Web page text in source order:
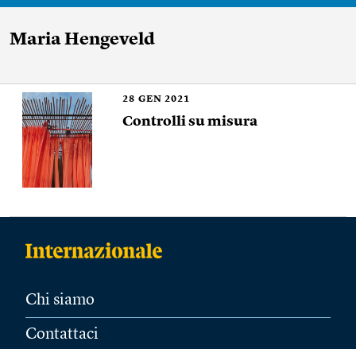
Maria Hengeveld
28 GEN 2021
Controlli su misura
Chi siamo
Contattaci